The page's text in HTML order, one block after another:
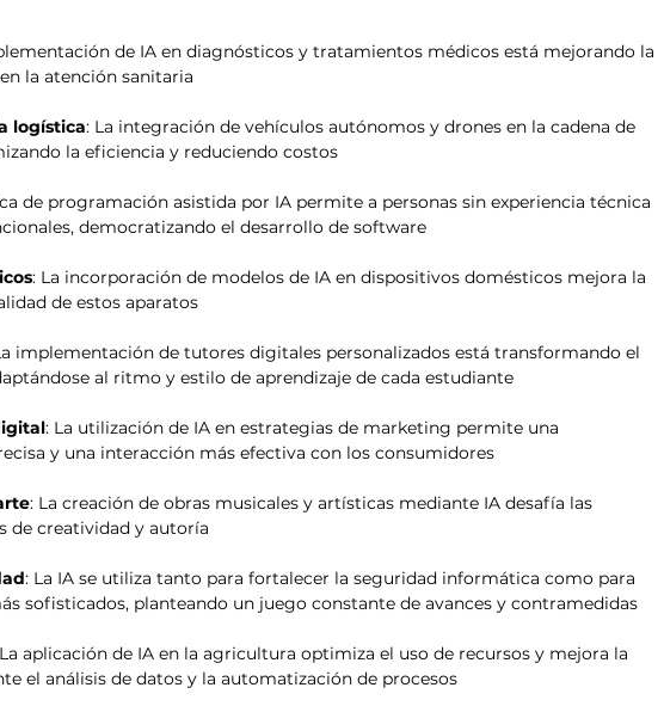
de IA en diagnósticos y tratamientos médicos está mejorando la
la atención sanitaria
logística: La integración de vehículos autónomos y drones en la cadena de
la eficiencia y reduciendo costos
de programación asistida por IA permite a personas sin experiencia técnica
democratizando el desarrollo de software
: La incorporación de modelos de IA en dispositivos domésticos mejora la
de estos aparatos
implementación de tutores digitales personalizados está transformando el
al ritmo y estilo de aprendizaje de cada estudiante
: La utilización de IA en estrategias de marketing permite una
y una interacción más efectiva con los consumidores
: La creación de obras musicales y artísticas mediante IA desafía las
de creatividad y autoría
: La IA se utiliza tanto para fortalecer la seguridad informática como para
sofisticados, planteando un juego constante de avances y contramedidas
aplicación de IA en la agricultura optimiza el uso de recursos y mejora la
el análisis de datos y la automatización de procesos